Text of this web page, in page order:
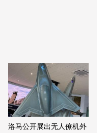
洛马公开展出无人僚机外